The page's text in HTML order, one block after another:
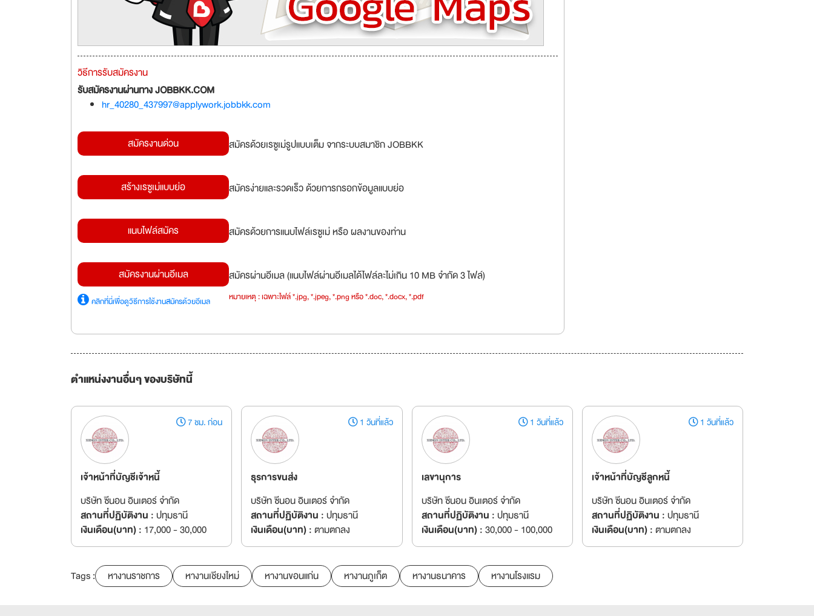
วิธีการรับสมัครงาน
รับสมัครงานผ่านทาง JOBBKK.COM
hr_40280_437997@applywork.jobbkk.com
สมัครงานด่วน สมัครด้วยเรซูเม่รูปแบบเต็ม จากระบบสมาชิก JOBBKK
สร้างเรซูเม่แบบย่อ สมัครง่ายและรวดเร็ว ด้วยการกรอกข้อมูลแบบย่อ
แนบไฟล์สมัคร สมัครด้วยการแนบไฟล์เรซูเม่ หรือ ผลงานของท่าน
สมัครงานผ่านอีเมล
คลิกที่นี่เพื่อดูวิธีการใช้งานสมัครด้วยอีเมล
สมัครผ่านอีเมล (แนบไฟล์ผ่านอีเมลได้ไฟล์ละไม่เกิน 10 MB จำกัด 3 ไฟล์)
หมายเหตุ : เฉพาะไฟล์ *.jpg, *.jpeg, *.png หรือ *.doc, *.docx, *.pdf
ตำแหน่งงานอื่นๆ ของบริษัทนี้
7 ชม. ก่อน
เจ้าหน้าที่บัญชีเจ้าหนี้
บริษัท ซีนอน อินเตอร์ จำกัด
สถานที่ปฏิบัติงาน :ปทุมธานี
เงินเดือน(บาท) : 17,000 - 30,000
1 วันที่แล้ว
ธุรการขนส่ง
บริษัท ซีนอน อินเตอร์ จำกัด
สถานที่ปฏิบัติงาน :ปทุมธานี
เงินเดือน(บาท) :ตามตกลง
1 วันที่แล้ว
เลขานุการ
บริษัท ซีนอน อินเตอร์ จำกัด
สถานที่ปฏิบัติงาน :ปทุมธานี
เงินเดือน(บาท) :30,000 - 100,000
1 วันที่แล้ว
เจ้าหน้าที่บัญชีลูกหนี้
บริษัท ซีนอน อินเตอร์ จำกัด
สถานที่ปฏิบัติงาน :ปทุมธานี
เงินเดือน(บาท) :ตามตกลง
Tags : หางานราชการ หางานเชียงใหม่ หางานขอนแก่น หางานภูเก็ต หางานธนาคาร หางานโรงแรม